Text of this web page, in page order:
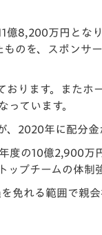
8,200万円とな
のを、スポンサ
おります。また
っています。
2020年に配分
度の10億2,900
プチームの体制
免れる範囲で親